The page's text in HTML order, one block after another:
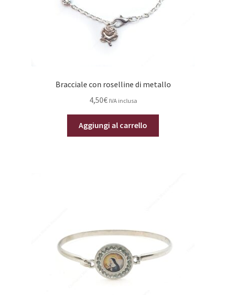
Bracciale con roselline di metallo
4,50€ IVA inclusa
Aggiungi al carrello